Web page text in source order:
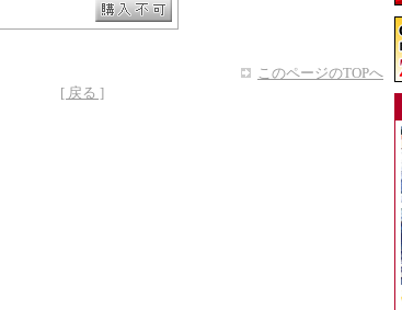
このページのTOPへ
[ 戻る ]